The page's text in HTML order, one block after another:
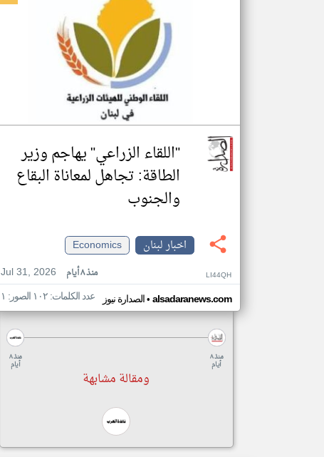
"اللقاء الزراعي" يهاجم وزير
الطاقة: تجاهل لمعاناة البقاع
والجنوب
اخبار لبنان
Economics
Jul 31, 2026
منذ ٨ أيام LI44QH
الصدارة نيوز• alsadaranews.com عدد الكلمات: ١٠٢ الصور: ١
منذ ٨
أيام
منذ ٨
أيام
ومقالة مشابهة